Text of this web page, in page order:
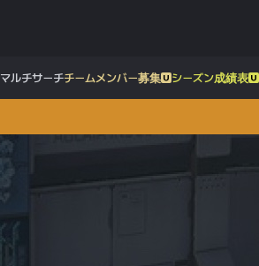
マルチサーチチームメンバー募集 シーズン成績表